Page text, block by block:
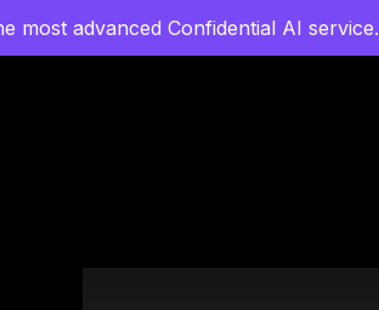
most advanced Confidential AI service.